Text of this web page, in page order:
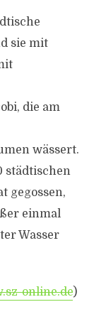
sie mit
die am
wässert.
städtischen
gegossen,
einmal
Wasser
online.de)